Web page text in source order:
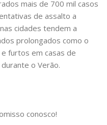
mais de 700 mil casos
de assalto a
cidades tendem a
prolongados como o
e furtos em casas de
o Verão.
conosco!